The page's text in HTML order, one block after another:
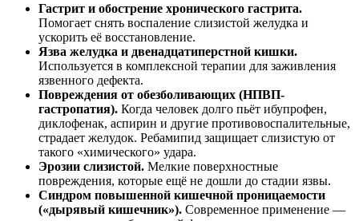
Гастрит и обострение хронического гастрита.
Помогает снять воспаление слизистой желудка и
ускорить её восстановление.
Язва желудка и двенадцатиперстной кишки.
Используется в комплексной терапии для заживления
язвенного дефекта.
Повреждения от обезболивающих (НПВП-
гастропатия). Когда человек долго пьёт ибупрофен,
диклофенак, аспирин и другие противовоспалительные,
страдает желудок. Ребамипид защищает слизистую от
такого «химического» удара.
Эрозии слизистой. Мелкие поверхностные
повреждения, которые ещё не дошли до стадии язвы.
Синдром повышенной кишечной проницаемости
(«дырявый кишечник»). Современное применение —